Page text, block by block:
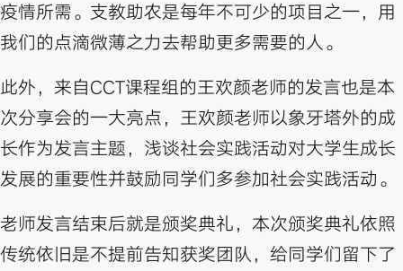
疫情所需。支教助农是每年不可少的项目之一，用
我们的点滴微薄之力去帮助更多需要的人。
此外，来自CCT课程组的王欢颜老师的发言也是本
次分享会的一大亮点，王欢颜老师以象牙塔外的成
长作为发言主题，浅谈社会实践活动对大学生成长
发展的重要性并鼓励同学们多参加社会实践活动。
老师发言结束后就是颁奖典礼，本次颁奖典礼依照
传统依旧是不提前告知获奖团队，给同学们留下了